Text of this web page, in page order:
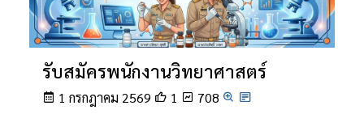
รับสมัครพนักงานวิทยาศาสตร์
1 กรกฎาคม 2569 1 708